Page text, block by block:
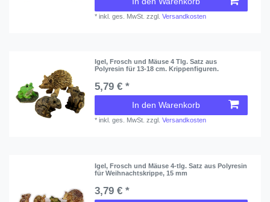
*inkl. ges. MwSt. zzgl.Versandkosten
Igel, Frosch und Mäuse 4 Tlg. Satz aus
Polyresin für 13-18 cm. Krippenfiguren.
5,79 € *
In den Warenkorb
*inkl. ges. MwSt. zzgl.Versandkosten
Igel, Frosch und Mäuse 4-tlg. Satz aus Polyresin
für Weihnachtskrippe, 15 mm
3,79 € *